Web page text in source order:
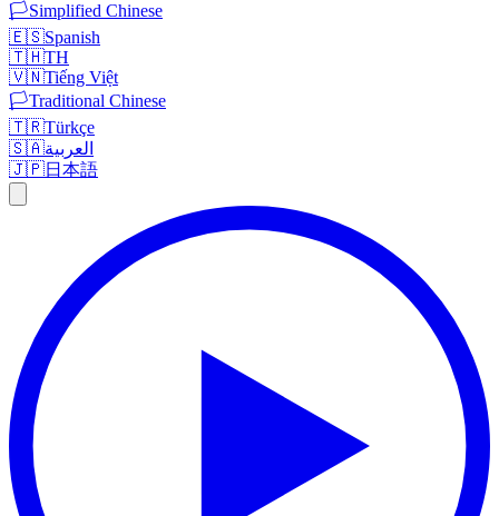
🏳️Simplified Chinese
🇪🇸Spanish
🇹🇭TH
🇻🇳Tiếng Việt
🏳️Traditional Chinese
🇹🇷Türkçe
🇸🇦العربية
🇯🇵日本語